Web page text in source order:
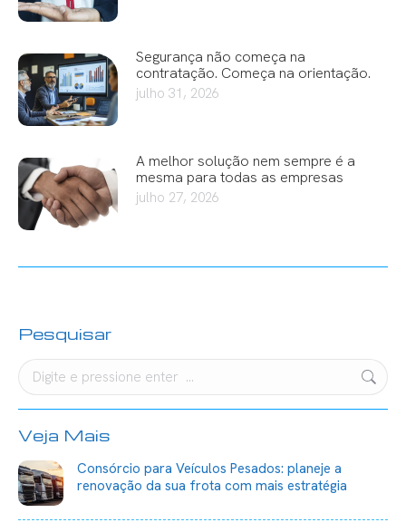
Segurança não começa na
contratação. Começa na orientação.
julho 31, 2026
A melhor solução nem sempre é a
mesma para todas as empresas
julho 27, 2026
Pesquisar
Search:
Veja Mais
Consórcio para Veículos Pesados: planeje a
renovação da sua frota com mais estratégia